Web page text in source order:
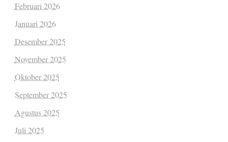
Februari 2026
Januari 2026
Desember 2025
November 2025
Oktober 2025
September 2025
Agustus 2025
Juli 2025